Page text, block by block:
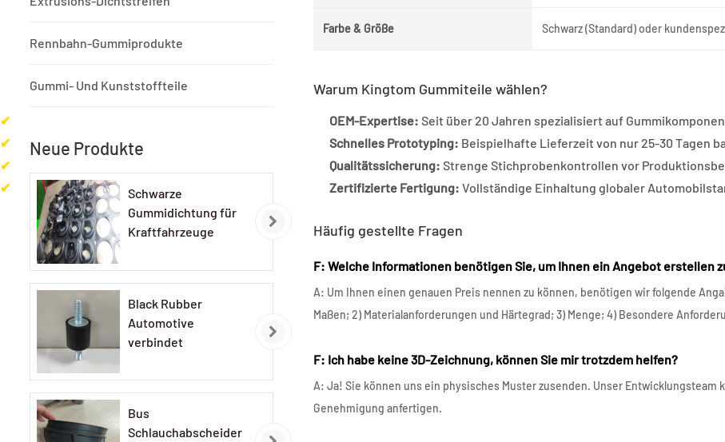
Farbe & Größe Schwarz (Standard) oder
Warum Kingtom Gummiteile wählen?
✔ OEM-Expertise: Seit über 20 Jahren spezialisiert auf
✔
Schnelles Prototyping: Beispielhafte Lieferzeit von nur 25-30 Tagen
✔
Qualitätssicherung: Strenge Stichprobenkontrollen vor
✔
Zertifizierte Fertigung: Vollständige Einhaltung globaler
Häufig gestellte Fragen
F: Welche Informationen benötigen Sie, um Ihnen ein Angebot erstellen
A: Um Ihnen einen genauen Preis nennen zu können, benötigen wir folgende
Maßen; 2) Materialanforderungen und Härtegrad; 3) Menge; 4) Besondere
F: Ich habe keine 3D-Zeichnung, können Sie mir trotzdem helfen?
A: Ja! Sie können uns ein physisches Muster zusenden. Unser Entwicklungsteam
Genehmigung anfertigen.
Rennbahn-Gummiprodukte
Gummi- Und Kunststoffteile
Neue Produkte
Schwarze
Gummidichtung für
Kraftfahrzeuge
Black Rubber
Automotive
verbindet
Bus
Schlauchabscheider